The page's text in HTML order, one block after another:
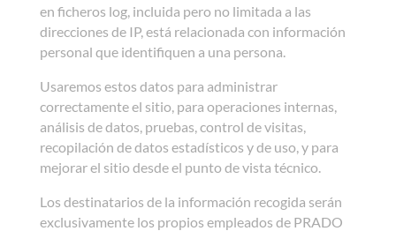
en ficheros log, incluida pero no limitada a las
direcciones de IP, está relacionada con información
personal que identifiquen a una persona.
Usaremos estos datos para administrar
correctamente el sitio, para operaciones internas,
análisis de datos, pruebas, control de visitas,
recopilación de datos estadísticos y de uso, y para
mejorar el sitio desde el punto de vista técnico.
Los destinatarios de la información recogida serán
exclusivamente los propios empleados de PRADO